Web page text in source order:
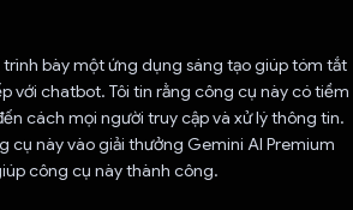
trình bày một ứng dụng sáng tạo giúp tóm tắt
với chatbot. Tôi tin rằng công cụ này có tiềm
cách mọi người truy cập và xử lý thông tin.
cụ này vào giải thưởng Gemini AI Premium
công cụ này thành công.